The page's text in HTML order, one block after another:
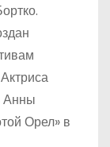
Анны
Орел» в